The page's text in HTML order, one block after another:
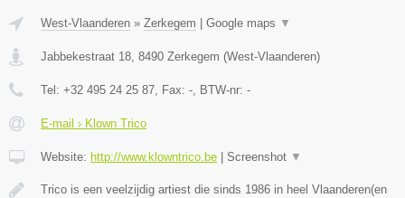
West-Vlaanderen » Zerkegem | Google maps ▼
Jabbekestraat 18 8490 Zerkegem (West-Vlaanderen)
Tel: +32 495 24 25 87 , Fax: - , BTW-nr: -
E-mail › Klown Trico
Website: http://www.klowntrico.be | Screenshot ▼
Trico is een veelzijdig artiest die sinds 1986 in heel Vlaanderen(en